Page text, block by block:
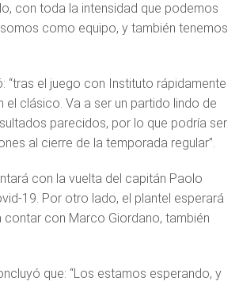
con toda la intensidad que podemos
como equipo, y también tenemos
“tras el juego con Instituto rápidamente
clásico. Va a ser un partido lindo de
parecidos, por lo que podría ser
al cierre de la temporada regular”.
con la vuelta del capitán Paolo
19. Por otro lado, el plantel esperará
con Marco Giordano, también
que: “Los estamos esperando, y